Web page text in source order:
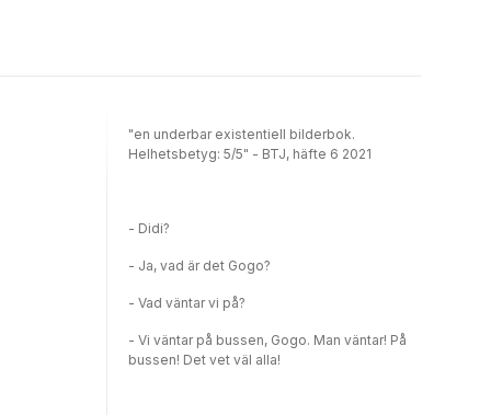
"en underbar existentiell bilderbok.
Helhetsbetyg: 5/5" - BTJ, häfte 6 2021
- Didi?
- Ja, vad är det Gogo?
- Vad väntar vi på?
- Vi väntar på bussen, Gogo. Man väntar! På
bussen! Det vet väl alla!